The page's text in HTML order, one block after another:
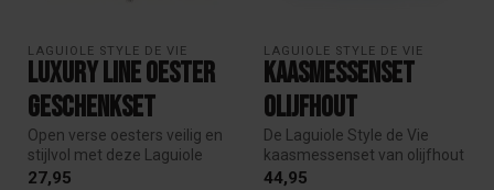
LAGUIOLE STYLE DE VIE
Luxury Line Oester
Geschenkset
Open verse oesters veilig en
stijlvol met deze Laguiole
oester set. Inclusief lu...
27,95
LAGUIOLE STYLE DE VIE
Kaasmessenset
Olijfhout
De Laguiole Style de Vie
kaasmessenset van olijfhout
combineert luxe en
44,95